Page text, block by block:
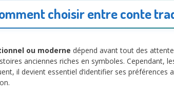
choisir entre conte
ou moderne dépend avant tout des
anciennes riches en symboles.
il devient essentiel d’identifier ses